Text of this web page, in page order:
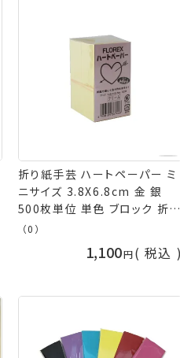
折り紙手芸 ハートペーパー ミ
ニサイズ 3.8X6.8cm 金 銀
500枚単位 単色 ブロック 折り
紙 terai 手芸の山久
（0）
1,100 税込